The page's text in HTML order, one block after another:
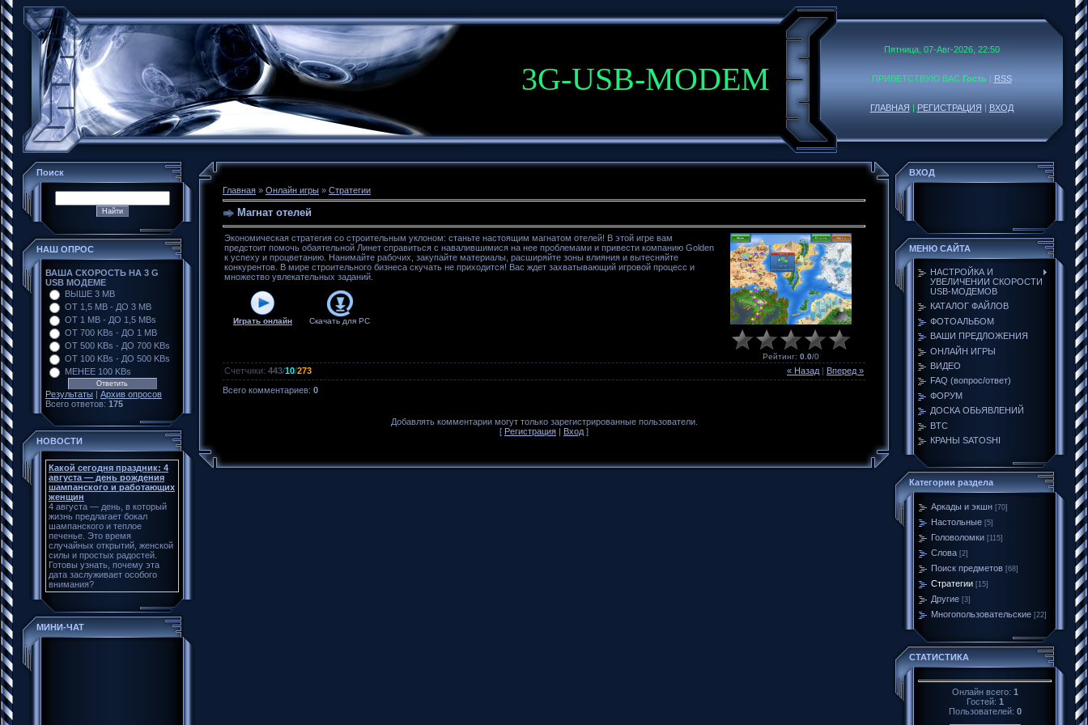
3G-USB-MODEM
Пятница, 07-Авг-2026, 22:50
ПРИВЕТСТВУЮ ВАС Гость| RSS
ГЛАВНАЯ | РЕГИСТРАЦИЯ | ВХОД
Поиск
НАШ ОПРОС
ВАША СКОРОСТЬ НА 3 G
USB МОДЕМЕ
ВЫШЕ 3 MB
ОТ 1,5 MB - ДО 3 MB
ОТ 1 MB - ДО 1,5 MBs
ОТ 700 KBs - ДО 1 MB
ОТ 500 KBs - ДО 700 KBs
ОТ 100 KBs - ДО 500 KBs
МЕНЕЕ 100 KBs
Результаты | Архив опросов
Всего ответов: 175
НОВОСТИ
Какой сегодня праздник: 4
августа — день рождения
шампанского и работающих
женщин
4 августа — день, в который
жизнь предлагает бокал
шампанского и теплое
печенье. Это время
случайных открытий, женской
силы и простых радостей.
Готовы узнать, почему эта
дата заслуживает особого
внимания?
МИНИ-ЧАТ
Главная » Онлайн игры » Стратегии
Магнат отелей
Экономическая стратегия со строительным уклоном: станьте настоящим магнатом отелей! В этой игре вам
предстоит помочь обаятельной Линет справиться с навалившимися на нее проблемами и привести компанию Golden
к успеху и процветанию. Нанимайте рабочих, закупайте материалы, расширяйте зоны влияния и вытесняйте
конкурентов. В мире строительного бизнеса скучать не приходится! Вас ждет захватывающий игровой процесс и
множество увлекательных заданий.
Играть онлайн Скачать для PC
Рейтинг: 0.0/0
« Назад Вперед »
Счетчики: 443/10/273
Всего комментариев: 0
Добавлять комментарии могут только зарегистрированные пользователи.
[ Регистрация Вход ]
ВХОД
МЕНЮ САЙТА
НАСТРОЙКА И
УВЕЛИЧЕНИИ СКОРОСТИ
USB-МОДЕМОВ
КАТАЛОГ ФАЙЛОВ
ФОТОАЛЬБОМ
ВАШИ ПРЕДЛОЖЕНИЯ
ОНЛАЙН ИГРЫ
ВИДЕО
FAQ (вопрос/ответ)
ФОРУМ
ДОСКА ОБЬЯВЛЕНИЙ
BTC
КРАНЫ SATOSHI
Категории раздела
Аркады и экшн [70]
Настольные [5]
Головоломки [115]
Слова [2]
Поиск предметов [68]
Стратегии [15]
Другие [3]
Многопользовательские [22]
СТАТИСТИКА
Онлайн всего: 1
Гостей: 1
Пользователей: 0